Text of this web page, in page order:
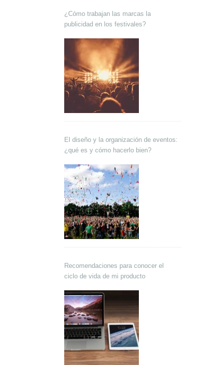
¿Cómo trabajan las marcas la
publicidad en los festivales?
El diseño y la organización de eventos:
¿qué es y cómo hacerlo bien?
Recomendaciones para conocer el
ciclo de vida de mi producto